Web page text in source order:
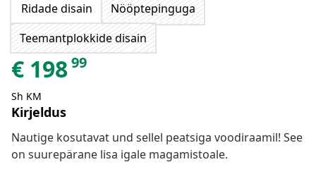
Ridade disain
Nööptepinguga
Teemantplokkide disain
€ 19899
Sh KM
Kirjeldus
Nautige kosutavat und sellel peatsiga voodiraamil! See
on suurepärane lisa igale magamistoale.